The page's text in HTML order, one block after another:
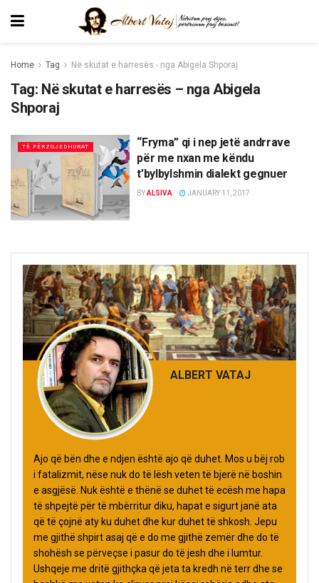
Home Tag Në skutat e harresës - nga Abigela Shporaj
Tag: Në skutat e harresës – nga Abigela
Shporaj
TË PËRZGJEDHURAT
“Fryma” qi i nep jetë andrrave
për me nxan me këndu
t’bylbylshmin dialekt gegnuer
BYALSIVA JANUARY 11, 2017
ALBERT VATAJ
Ajo që bën dhe e ndjen është ajo që duhet. Mos u bëj rob
i fatalizmit, nëse nuk do të lësh veten të bjerë në boshin
e asgjësë. Nuk është e thënë se duhet të ecësh me hapa
të shpejtë për të mbërritur diku, hapat e sigurt janë ata
që të çojnë aty ku duhet dhe kur duhet të shkosh. Jepu
me gjithë shpirt asaj që e do me gjithë zemër dhe do të
shohësh se përveçse i pasur do të jesh dhe i lumtur.
Ushqeje me dritë gjithçka që jeta ta kredh në terr dhe se